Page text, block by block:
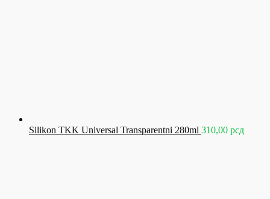
Silikon TKK Universal Transparentni 280ml 310,00 рсд